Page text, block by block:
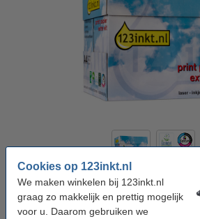
Cookies op 123inkt.nl
We maken winkelen bij 123inkt.nl
graag zo makkelijk en prettig mogelijk
voor u. Daarom gebruiken we
Papiergewicht: 80 g/m² Aantal
Papierformaat: A4